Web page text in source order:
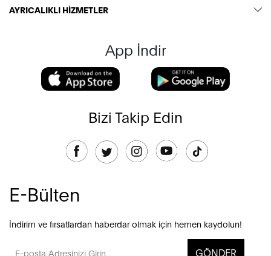
AYRICALIKLI HİZMETLER
App İndir
Bizi Takip Edin
E-Bülten
İndirim ve fırsatlardan haberdar olmak için hemen kaydolun!
GÖNDER